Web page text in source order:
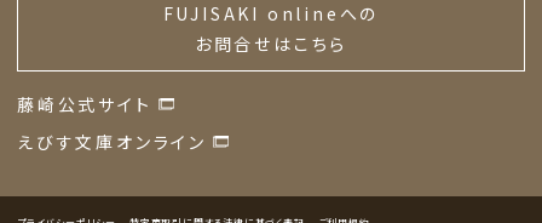
FUJISAKI onlineへの
お問合せはこちら
藤崎公式サイト
えびす文庫オンライン